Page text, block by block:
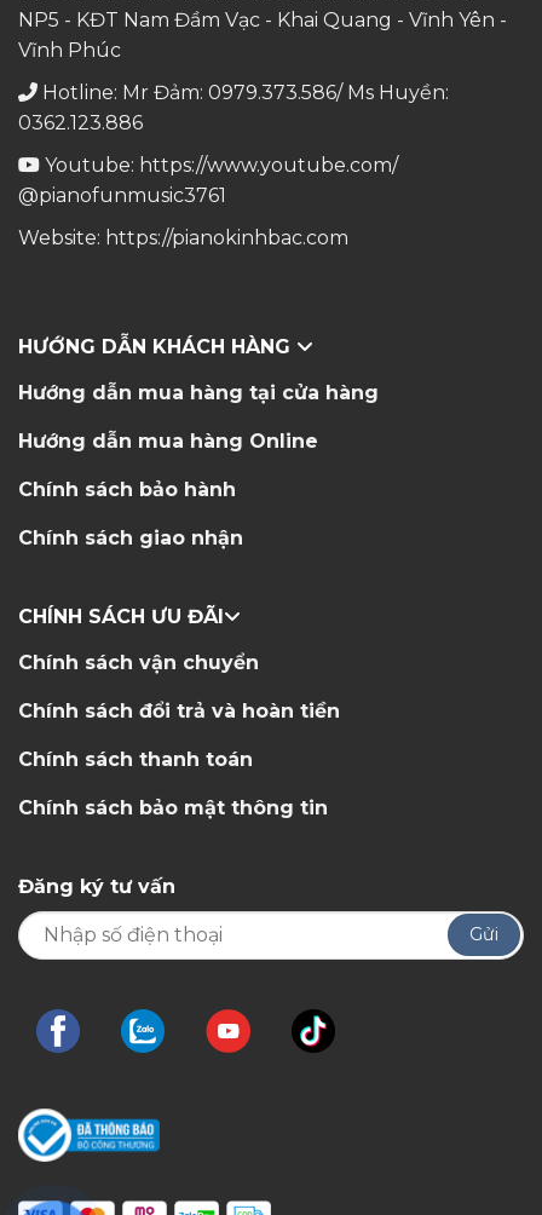
NP5 - KĐT Nam Đầm Vạc - Khai Quang - Vĩnh Yên -
Vĩnh Phúc
Hotline: Mr Đảm: 0979.373.586/ Ms Huyền:
0362.123.886
Youtube: https://www.youtube.com/
@pianofunmusic3761
Website: https://pianokinhbac.com
HƯỚNG DẪN KHÁCH HÀNG
Hướng dẫn mua hàng tại cửa hàng
Hướng dẫn mua hàng Online
Chính sách bảo hành
Chính sách giao nhận
CHÍNH SÁCH ƯU ĐÃI
Chính sách vận chuyển
Chính sách đổi trả và hoàn tiền
Chính sách thanh toán
Chính sách bảo mật thông tin
Đăng ký tư vấn